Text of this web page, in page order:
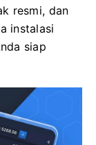
resmi, dan
instalasi
siap